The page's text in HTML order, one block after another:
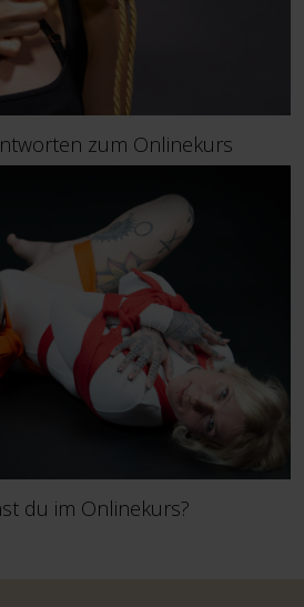
zum Onlinekurs
du im Onlinekurs?